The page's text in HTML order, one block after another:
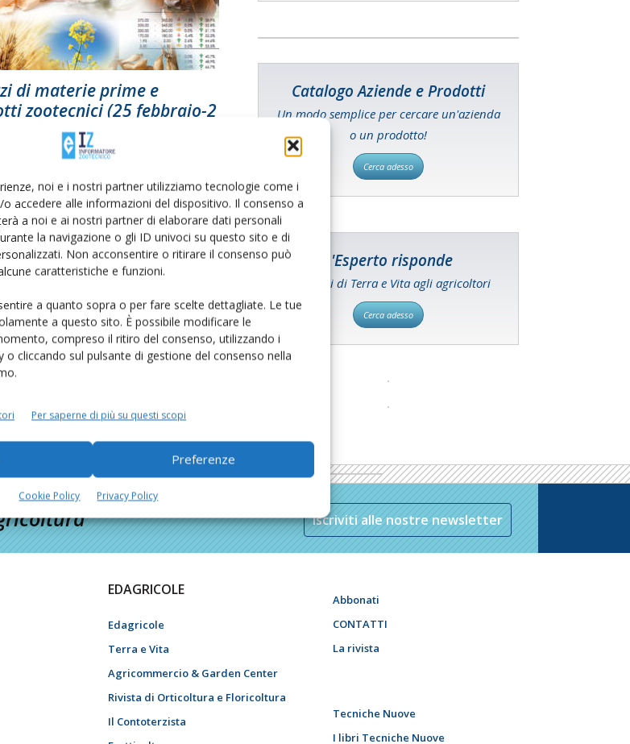
noi e i nostri partner utilizziamo tecnologie come i
accedere alle informazioni del dispositivo. Il consenso a
a noi e ai nostri partner di elaborare dati personali
la navigazione o gli ID univoci su questo sito e di
Non acconsentire o ritirare il consenso può
caratteristiche e funzioni.
a quanto sopra o per fare scelte dettagliate. Le tue
a questo sito. È possibile modificare le
compreso il ritiro del consenso, utilizzando i
o cliccando sul pulsante di gestione del consenso nella
Per saperne di più su questi scopi
Preferenze
Cookie Policy Privacy Policy
di materie prime e
zootecnici (25 febbraio-2
Zootecnico- 5 Marzo 2019
delle camere di
italiane secondo la
Catalogo Aziende e Prodotti
Un modo semplice per cercare un'azienda
o un prodotto!
Cerca adesso
L'Esperto risponde
I consigli di Terra e Vita agli agricoltori
Cerca adesso
Iscriviti alle nostre newsletter
EDAGRICOLE
Edagricole
Terra e Vita
Agricommercio & Garden Center
Rivista di Orticoltura e Floricoltura
Il Contoterzista
Abbonati
CONTATTI
La rivista
Tecniche Nuove
I libri Tecniche Nuove